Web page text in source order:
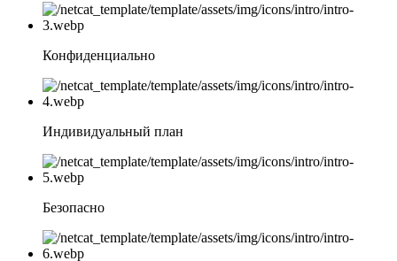
Конфиденциально
Индивидуальный план
Безопасно